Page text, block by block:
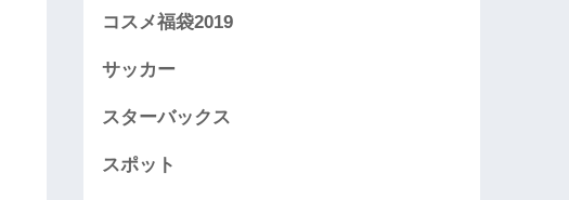
コスメ福袋2019
サッカー
スターバックス
スポット